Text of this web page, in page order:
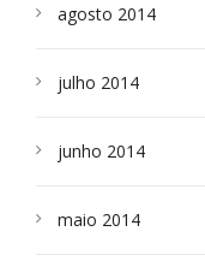
agosto 2014
julho 2014
junho 2014
maio 2014